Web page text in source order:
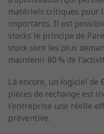
matériels critiques pour
importants. Il est
stocks le principe de
stock sont les plus
maintenir 80 % de
Là encore, un logiciel de
pièces de rechange est
l'entreprise une réelle
préventive.